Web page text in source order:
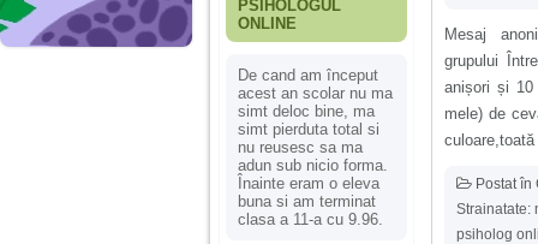
PSIHOLOGUL
ONLINE
De cand am început
acest an scolar nu ma
simt deloc bine, ma
simt pierduta total si
nu reusesc sa ma
adun sub nicio forma.
Înainte eram o eleva
buna si am terminat
clasa a 11-a cu 9.96.
Mesaj
grupului
anișori și
mele) de
Postat în
Strainatate:
psiholog